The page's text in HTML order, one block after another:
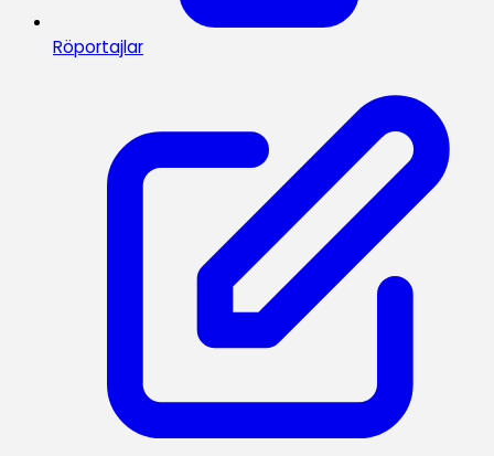
Röportajlar